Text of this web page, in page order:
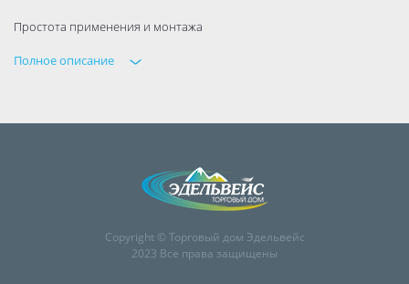
Простота применения и монтажа
Полное описание
Copyright © Торговый дом Эдельвейс
2023 Все права защищены